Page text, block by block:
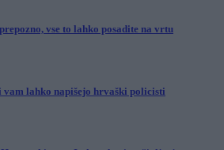
vse to lahko posadite na vrtu
vam lahko napišejo hrvaški policisti